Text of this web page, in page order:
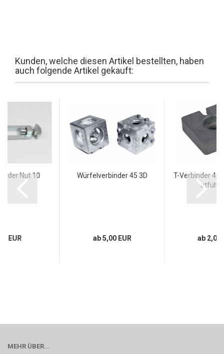
Kunden, welche diesen Artikel bestellten, haben
auch folgende Artikel gekauft:
Nut 10
EUR
Würfelverbinder 45 3D
ab 5,00 EUR
T-Verbinder 40
ab 2,00
MEHR ÜBER...